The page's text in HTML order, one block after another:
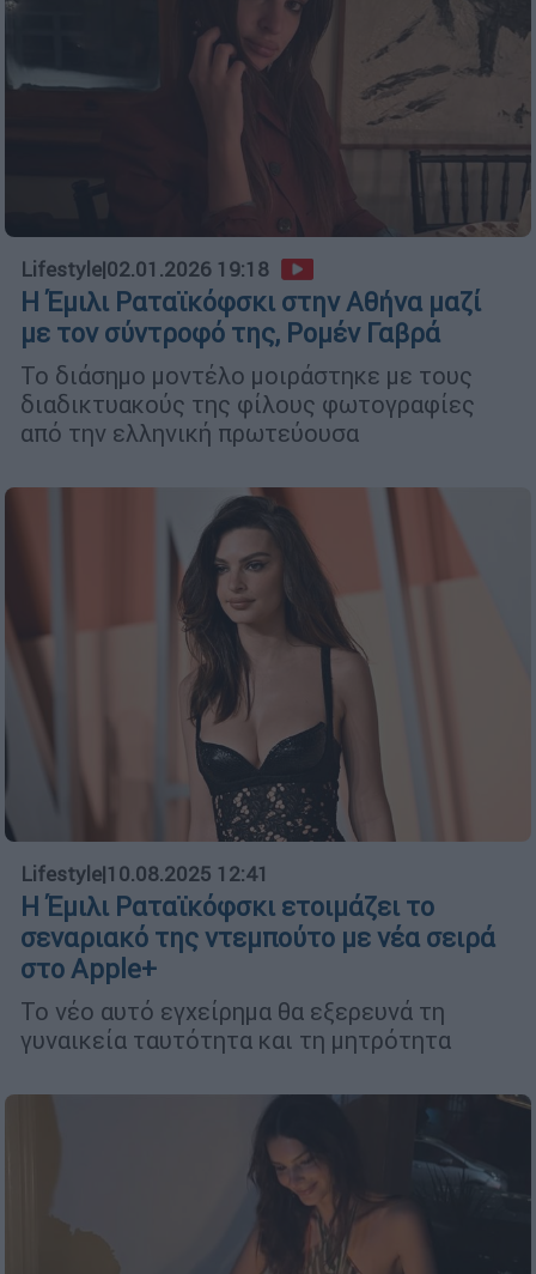
Lifestyle|02.01.2026 19:18
Η Έμιλι Ραταϊκόφσκι στην Αθήνα μαζί
με τον σύντροφό της, Ρομέν Γαβρά
Το διάσημο μοντέλο μοιράστηκε με τους
διαδικτυακούς της φίλους φωτογραφίες
από την ελληνική πρωτεύουσα
Lifestyle|10.08.2025 12:41
Η Έμιλι Ραταϊκόφσκι ετοιμάζει το
σεναριακό της ντεμπούτο με νέα σειρά
στο Apple+
Το νέο αυτό εγχείρημα θα εξερευνά τη
γυναικεία ταυτότητα και τη μητρότητα